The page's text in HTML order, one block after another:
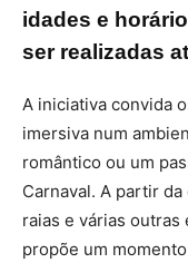
idades e
ser realizadas
A iniciativa convida
imersiva num
romântico ou um
Carnaval. A partir
raias e várias outras
propõe um